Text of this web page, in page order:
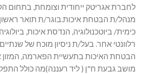
לחברת אגריטק ייחודית וצומחת, בתחום
מנהל/ת הבטחת איכות.בוגר/ת תואר
כימית/ ביוטכנולוגיה, הנדסת איכות,
רלוונטי אחר. בעל/ת ניסיון מוכח של
הבטחת האיכות בתעשיית הפארמה, המזון
מושב גבעת ח"ן ( ליד רעננה)מה כולל